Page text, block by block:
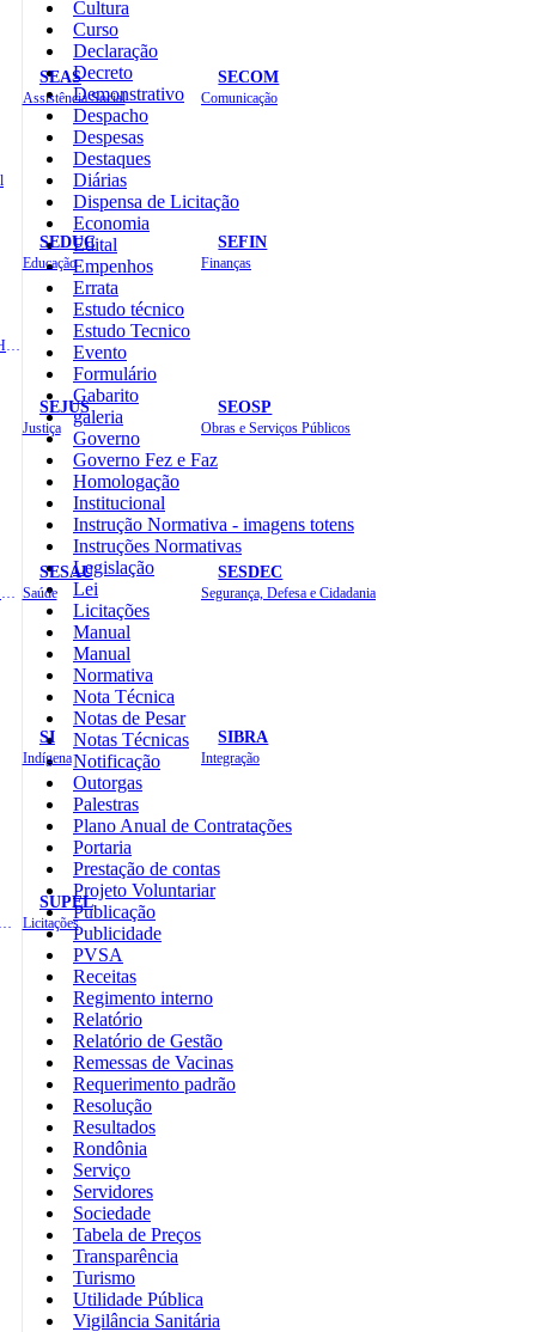
SEAS
Assistência Social
SECOM
Comunicação
SEDUC
Educação
SEFIN
Finanças
SEJUS
Justiça
SEOSP
Obras e Serviços Públicos
SESAU
Saúde
SESDEC
Segurança, Defesa e Cidadania
SI
Indígena
SIBRA
Integração
SUPEL
Licitações
Cultura
Curso
Declaração
Decreto
Demonstrativo
Despacho
Despesas
Destaques
Diárias
Dispensa de Licitação
Economia
Edital
Empenhos
Errata
Estudo técnico
Estudo Tecnico
Evento
Formulário
Gabarito
galeria
Governo
Governo Fez e Faz
Homologação
Institucional
Instrução Normativa - imagens totens
Instruções Normativas
Legislação
Lei
Licitações
Manual
Manual
Normativa
Nota Técnica
Notas de Pesar
Notas Técnicas
Notificação
Outorgas
Palestras
Plano Anual de Contratações
Portaria
Prestação de contas
Projeto Voluntariar
Publicação
Publicidade
PVSA
Receitas
Regimento interno
Relatório
Relatório de Gestão
Remessas de Vacinas
Requerimento padrão
Resolução
Resultados
Rondônia
Serviço
Servidores
Sociedade
Tabela de Preços
Transparência
Turismo
Utilidade Pública
Vigilância Sanitária